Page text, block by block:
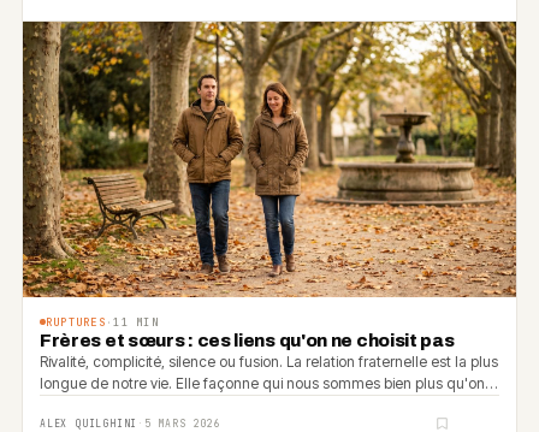
RUPTURES ·11 MIN
Frères et sœurs : ces liens qu'on ne choisit pas
Rivalité, complicité, silence ou fusion. La relation fraternelle est la plus
longue de notre vie. Elle façonne qui nous sommes bien plus qu'on
ALEX QUILGHINI · 5 MARS 2026